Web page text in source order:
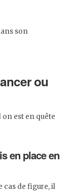
son
ou
est en quête
en place en
cas de figure, il